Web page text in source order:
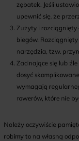
zębatek. Jeśli
upewnić się, że
Zużyty i rozciągnięty
biegów.
narzędzia, tzw.
Zacinające się lub
dosyć
wymagają
rowerów, które nie
Należy oczywiście
robimy to na własną